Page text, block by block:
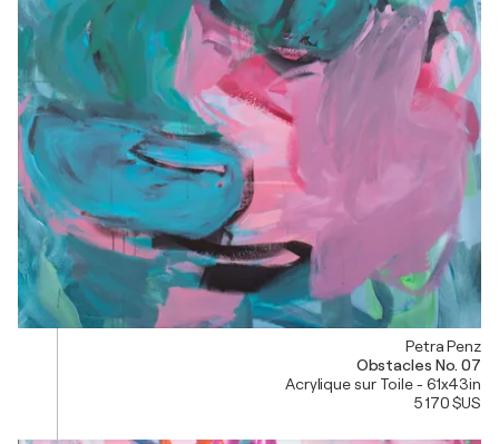
Petra Penz
Obstacles No. 07
Acrylique sur Toile - 61x43in
5 170 $US